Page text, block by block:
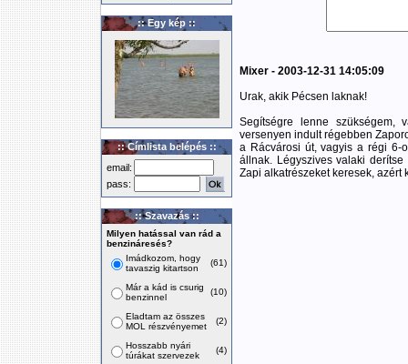
:: Egy kép ::
:: Címlista belépés ::
email:
pass:
:: Szavazás ::
Milyen hatással van rád a
benzináresés?
Imádkozom, hogy
tavaszig kitartson
(61)
Már a kád is csurig
benzinnel
(10)
Eladtam az összes
MOL részvényemet
(2)
Hosszabb nyári
túrákat szervezek
(4)
Mixer - 2003-12-31 14:05:09
Urak, akik Pécsen laknak!
Segítségre lenne
versenyen indult régebben
a Rácvárosi út, vagyis a régi 6-
állnak. Légyszives valaki
Zapi alkatrészeket keresek, azért